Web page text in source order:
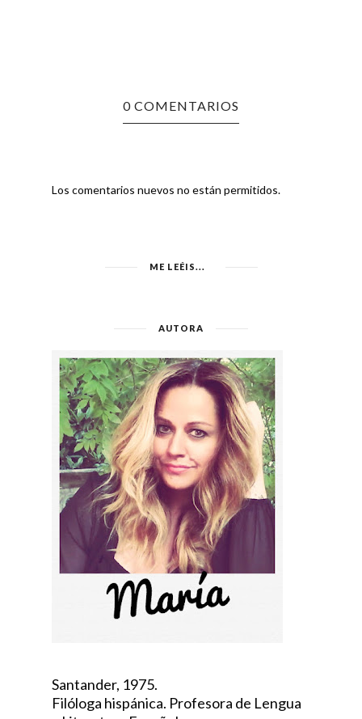
0 COMENTARIOS
Los comentarios nuevos no están permitidos.
ME LEÉIS...
AUTORA
Santander, 1975.
Filóloga hispánica. Profesora de Lengua